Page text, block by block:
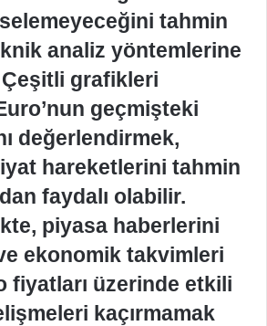
tahmin
analiz yöntemlerine
grafikleri
geçmişteki
değerlendirmek,
hareketlerini tahmin
faydalı olabilir.
piyasa haberlerini
ekonomik takvimleri
fiyatları üzerinde etkili
kaçırmamak